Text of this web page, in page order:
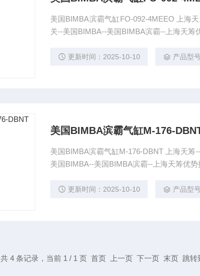
美国BIMBA滨霸气缸FO-092-4MEEO 上海
关--美国BIMBA--美国BIMBA滨霸--上海天筹
更新时间：2025-10-10 产品型号
美国BIMBA滨霸气缸M-176-
美国BIMBA滨霸气缸M-176-DBNT 上海天
美国BIMBA--美国BIMBA滨霸--上海天筹优势
更新时间：2025-10-10 产品型号
共 4 条记录，当前 1 / 1 页 首页 上一页 下一页 末页 跳转